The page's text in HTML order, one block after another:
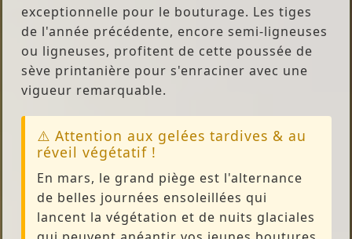
exceptionnelle pour le bouturage. Les tiges
de l'année précédente, encore semi-ligneuses
ou ligneuses, profitent de cette poussée de
sève printanière pour s'enraciner avec une
vigueur remarquable.
⚠️ Attention aux gelées tardives & au
réveil végétatif !
En mars, le grand piège est l'alternance
de belles journées ensoleillées qui
lancent la végétation et de nuits glaciales